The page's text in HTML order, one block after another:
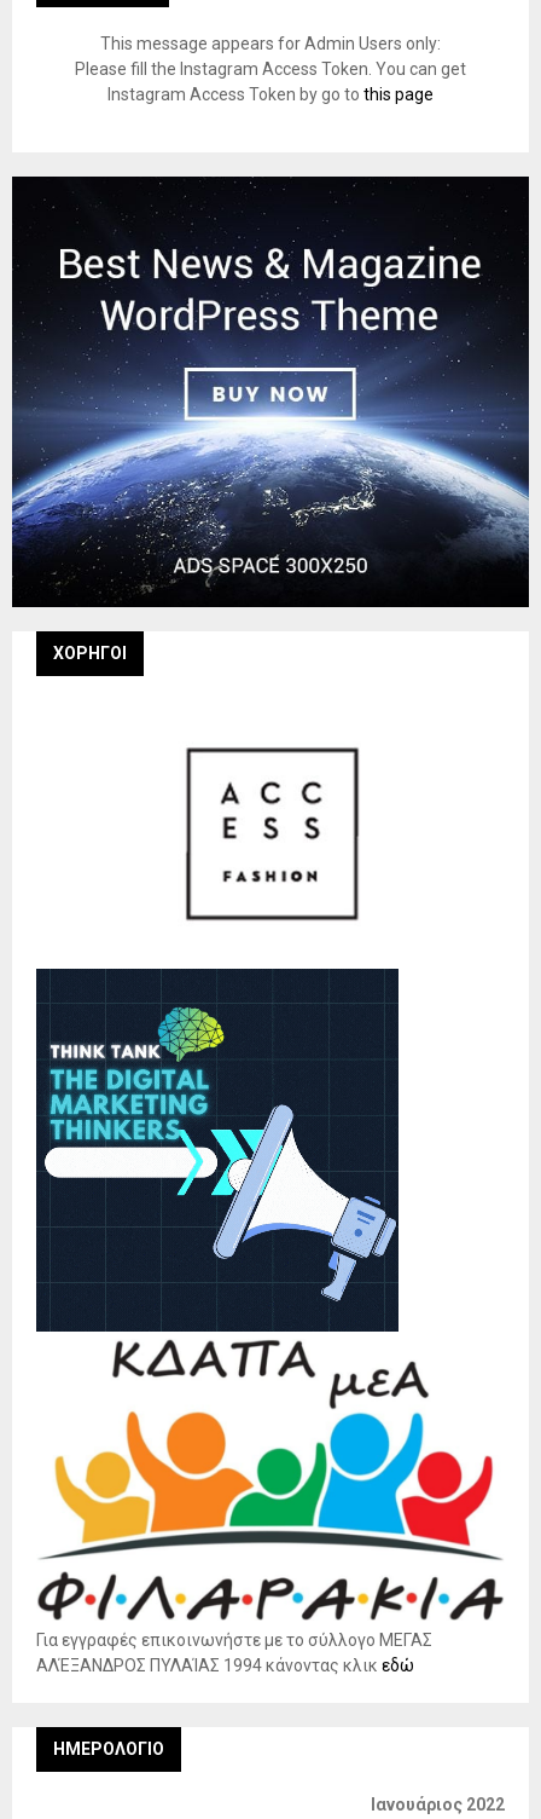
This message appears for Admin Users only:
Please fill the Instagram Access Token. You can get
Instagram Access Token by go to this page
ΧΟΡΗΓΟΙ
Για εγγραφές επικοινωνήστε με το σύλλογο ΜΕΓΑΣ
ΑΛΈΞΑΝΔΡΟΣ ΠΥΛΑΊΑΣ 1994 κάνοντας κλικ εδώ
ΗΜΕΡΟΛΌΓΙΟ
Ιανουάριος 2022